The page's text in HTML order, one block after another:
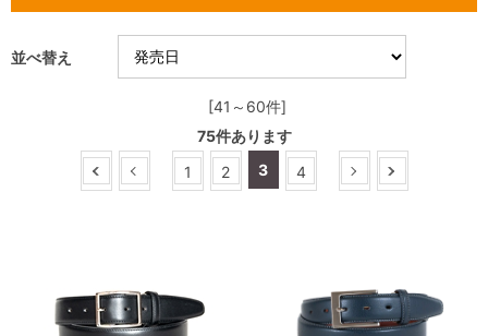
並べ替え
[41～60件]
75件あります
1
2 3 4